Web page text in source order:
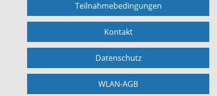
Teilnahmebedingungen
Kontakt
Datenschutz
WLAN-AGB